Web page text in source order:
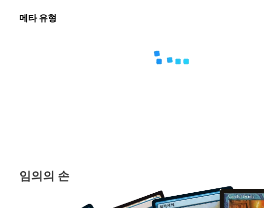
메타 유형
임의의 손